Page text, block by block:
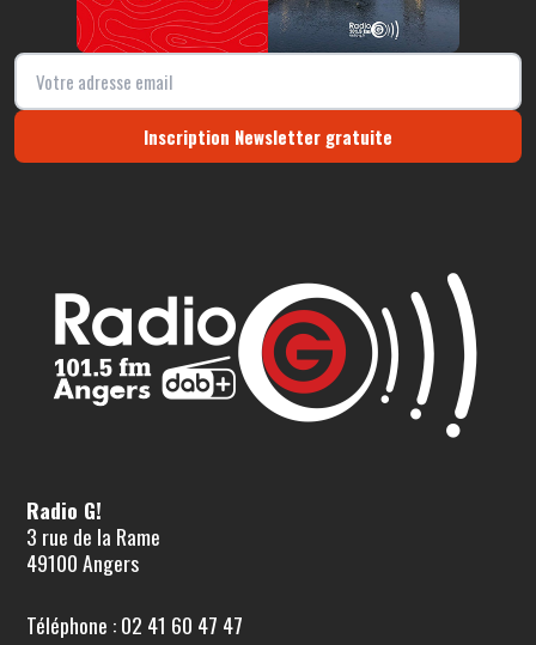
Inscription Newsletter gratuite
Radio G!
3 rue de la Rame
49100 Angers
Téléphone : 02 41 60 47 47